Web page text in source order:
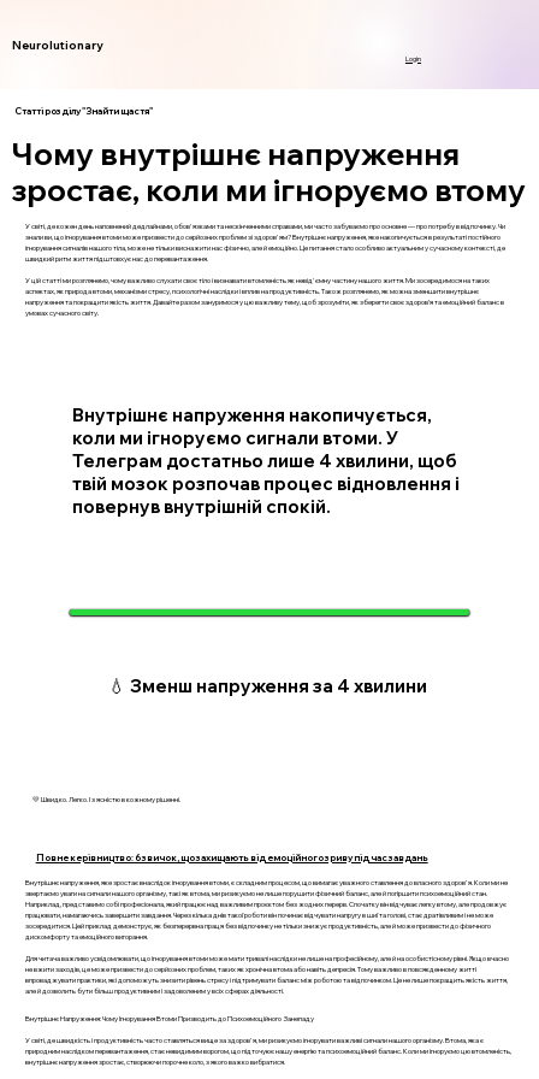
Neurolutionary
Login
Статті розділу "Знайти щастя"
Чому внутрішнє напруження
зростає, коли ми ігноруємо втому
У світі, де кожен день наповнений дедлайнами, обов'язками та нескінченними справами, ми часто забуваємо про основне — про потребу в відпочинку. Чи
знали ви, що ігнорування втоми може призвести до серйозних проблем зі здоров'ям? Внутрішнє напруження, яке накопичується в результаті постійного
ігнорування сигналів нашого тіла, може не тільки виснажити нас фізично, але й емоційно. Це питання стало особливо актуальним у сучасному контексті, де
швидкий ритм життя підштовхує нас до перевантаження.
У цій статті ми розглянемо, чому важливо слухати своє тіло і визнавати втомленість як невід'ємну частину нашого життя. Ми зосередимося на таких
аспектах, як природа втоми, механізми стресу, психологічні наслідки і вплив на продуктивність. Також розглянемо, як можна зменшити внутрішнє
напруження та покращити якість життя. Давайте разом зануримося у цю важливу тему, щоб зрозуміти, як зберегти своє здоров’я та емоційний баланс в
умовах сучасного світу.
Внутрішнє напруження накопичується,
коли ми ігноруємо сигнали втоми. У
Телеграм достатньо лише 4 хвилини, щоб
твій мозок розпочав процес відновлення і
повернув внутрішній спокій.
💧 Зменш напруження за 4 хвилини
💛 Швидко. Легко. І з ясністю в кожному рішенні.
Повне керівництво: 6 звичок, що захищають від емоційного зриву під час завдань
Внутрішнє напруження, яке зростає внаслідок ігнорування втоми, є складним процесом, що вимагає уважного ставлення до власного здоров'я. Коли ми не
звертаємо уваги на сигнали нашого організму, такі як втома, ми ризикуємо не лише порушити фізичний баланс, але й погіршити психоемоційний стан.
Наприклад, представимо собі професіонала, який працює над важливим проєктом без жодних перерв. Спочатку він відчуває легку втому, але продовжує
працювати, намагаючись завершити завдання. Через кілька днів такої роботи він починає відчувати напругу в шиї та голові, стає дратівливим і не може
зосередитися. Цей приклад демонструє, як безперервна праця без відпочинку не тільки знижує продуктивність, але й може призвести до фізичного
дискомфорту та емоційного вигорання.
Для читача важливо усвідомлювати, що ігнорування втоми може мати тривалі наслідки не лише на професійному, але й на особистісному рівні. Якщо вчасно
не вжити заходів, це може призвести до серйозних проблем, таких як хронічна втома або навіть депресія. Тому важливо в повсякденному житті
впроваджувати практики, які допоможуть знизити рівень стресу і підтримувати баланс між роботою та відпочинком. Це не лише покращить якість життя,
але й дозволить бути більш продуктивним і задоволеним у всіх сферах діяльності.
Внутрішнє Напруження: Чому Ігнорування Втоми Призводить до Психоемоційного Занепаду
У світі, де швидкість і продуктивність часто ставляться вище за здоров'я, ми ризикуємо ігнорувати важливі сигнали нашого організму. Втома, яка є
природним наслідком перевантаження, стає невидимим ворогом, що підточуює нашу енергію та психоемоційний баланс. Коли ми ігноруємо цю втомленість,
внутрішнє напруження зростає, створюючи порочне коло, з якого важко вибратися.